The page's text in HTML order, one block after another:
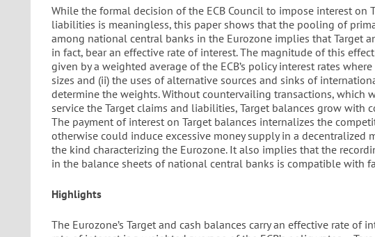
While the formal decision of the ECB Council to impose interest on
liabilities is meaningless, this paper shows that the pooling of
among national central banks in the Eurozone implies that Target
in fact, bear an effective rate of interest. The magnitude of this
given by a weighted average of the ECB’s policy interest rates
sizes and (ii) the uses of alternative sources and sinks of
determine the weights. Without countervailing transactions, which
service the Target claims and liabilities, Target balances grow with
The payment of interest on Target balances internalizes the
otherwise could induce excessive money supply in a decentralized
the kind characterizing the Eurozone. It also implies that the
in the balance sheets of national central banks is compatible with
Highlights
The Eurozone’s Target and cash balances carry an effective rate of